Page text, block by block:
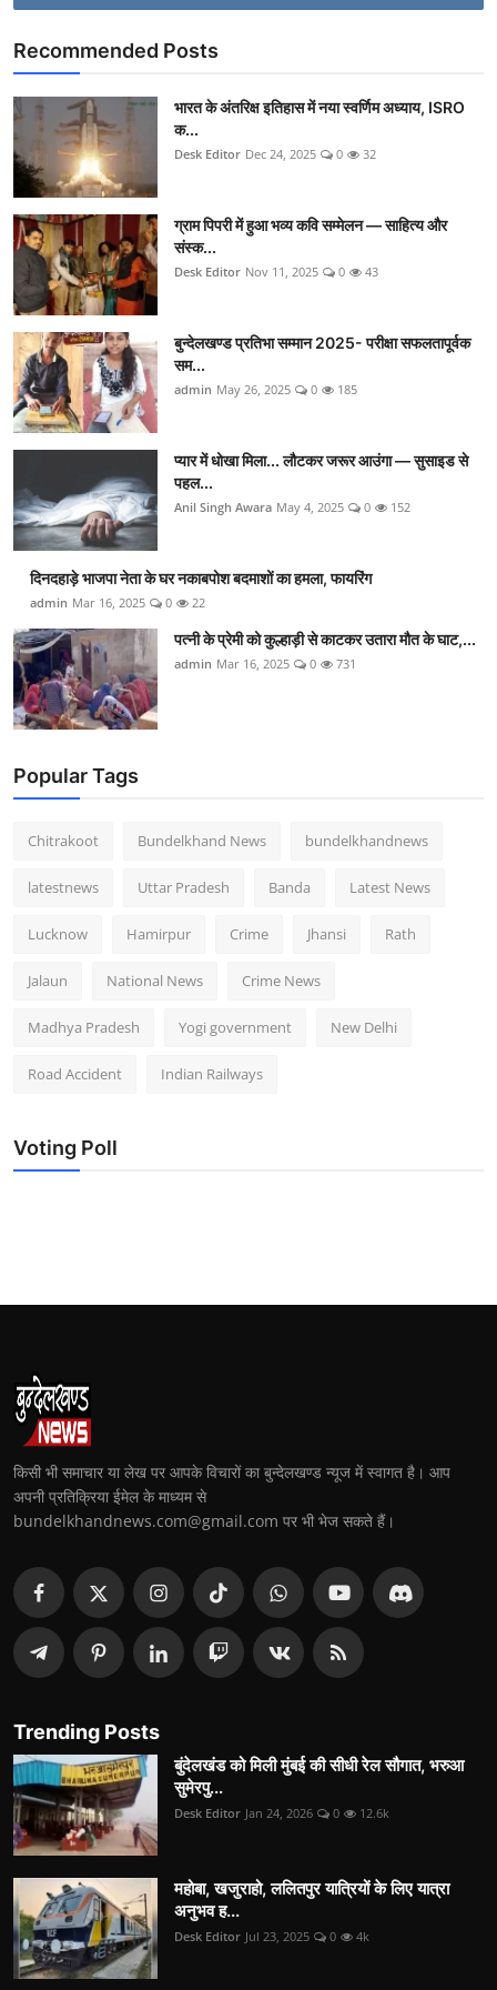
Recommended Posts
भारत के अंतरिक्ष इतिहास में नया स्वर्णिम अध्याय, ISRO
क...
Desk Editor Dec 24, 2025 0 32
ग्राम पिपरी में हुआ भव्य कवि सम्मेलन — साहित्य और
संस्क...
Desk Editor Nov 11, 2025 0 43
बुन्देलखण्ड प्रतिभा सम्मान 2025- परीक्षा सफलतापूर्वक
सम...
admin May 26, 2025 0 185
प्यार में धोखा मिला... लौटकर जरूर आउंगा — सुसाइड से
पहल...
Anil Singh Awara May 4, 2025 0 152
दिनदहाड़े भाजपा नेता के घर नकाबपोश बदमाशों का हमला, फायरिंग
admin Mar 16, 2025 0 22
पत्नी के प्रेमी को कुल्हाड़ी से काटकर उतारा मौत के घाट,...
admin Mar 16, 2025 0 731
Popular Tags
Chitrakoot Bundelkhand News bundelkhandnews
latestnews Uttar Pradesh Banda Latest News
Lucknow Hamirpur Crime Jhansi Rath
Jalaun National News Crime News
Madhya Pradesh Yogi government New Delhi
Road Accident Indian Railways
Voting Poll
किसी भी समाचार या लेख पर आपके विचारों का बुन्देलखण्ड न्यूज में स्वागत है। आप
अपनी प्रतिक्रिया ईमेल के माध्यम से
bundelkhandnews.com@gmail.com पर भी भेज सकते हैं।
Trending Posts
बुंदेलखंड को मिली मुंबई की सीधी रेल सौगात, भरुआ
सुमेरपु...
Desk Editor Jan 24, 2026 0 12.6k
महोबा, खजुराहो, ललितपुर यात्रियों के लिए यात्रा
अनुभव ह...
Desk Editor Jul 23, 2025 0 4k